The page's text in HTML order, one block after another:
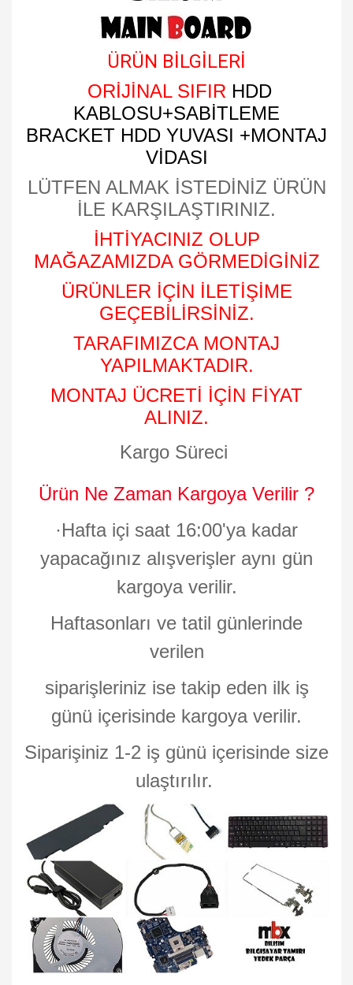
ÜRÜN BİLGİLERİ
ORİJİNAL SIFIR HDD
KABLOSU+SABİTLEME
BRACKET HDD YUVASI +MONTAJ
VİDASI
LÜTFEN ALMAK İSTEDİNİZ ÜRÜN
İLE KARŞILAŞTIRINIZ.
İHTİYACINIZ OLUP
MAĞAZAMIZDA GÖRMEDİGİNİZ
ÜRÜNLER İÇİN İLETİŞİME
GEÇEBİLİRSİNİZ.
TARAFIMIZCA MONTAJ
YAPILMAKTADIR.
MONTAJ ÜCRETİ İÇİN FİYAT
ALINIZ.
Kargo Süreci
Ürün Ne Zaman Kargoya Verilir ?
·Hafta içi saat 16:00'ya kadar
yapacağınız alışverişler aynı gün
kargoya verilir.
Haftasonları ve tatil günlerinde
verilen
siparişleriniz ise takip eden ilk iş
günü içerisinde kargoya verilir.
Siparişiniz 1-2 iş günü içerisinde size
ulaştırılır.